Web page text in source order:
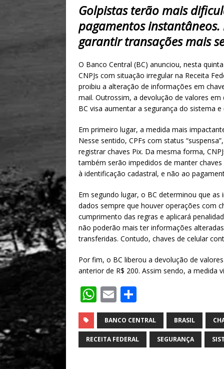
at
s
A
p
p
ai
l
ar
e
Golpistas terão mais
pagamentos
garantir transações mais
O Banco Central (BC) anunciou, nesta
CNPJs com situação irregular na Receita
proibiu a alteração de informações em
mail. Outrossim, a devolução de valores
BC visa aumentar a segurança do sistema
Em primeiro lugar, a medida mais
Nesse sentido, CPFs com status
registrar chaves Pix. Da mesma forma,
também serão impedidos de manter
à identificação cadastral, e não ao
Em segundo lugar, o BC determinou que
dados sempre que houver operações com
cumprimento das regras e aplicará
não poderão mais ter informações
transferidas. Contudo, chaves de celular
Por fim, o BC liberou a devolução de
anterior de R$ 200. Assim sendo, a medida
W
h
at
s
E
m
ai
l
h
ar
e
BANCO CENTRAL BRASIL
RECEITA FEDERAL SEGURANÇA